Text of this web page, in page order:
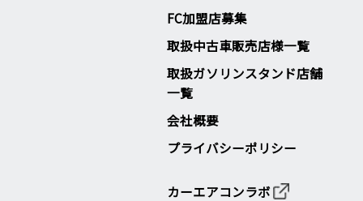
FC加盟店募集
取扱中古車販売店様一覧
取扱ガソリンスタンド店舗
一覧
会社概要
プライバシーポリシー
カーエアコンラボ